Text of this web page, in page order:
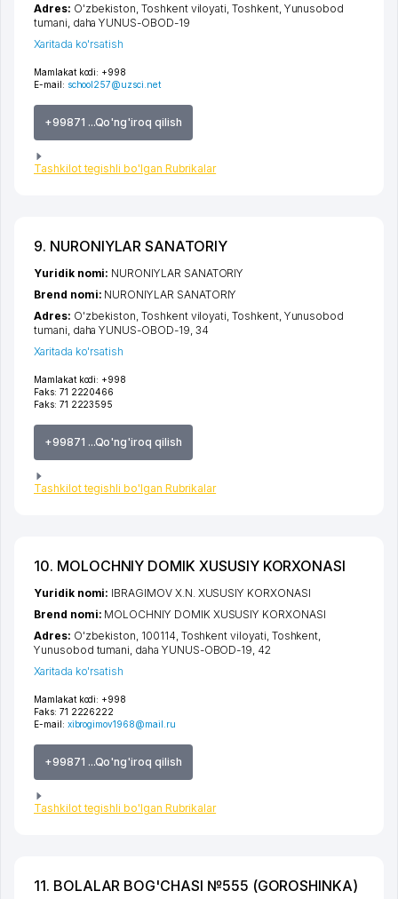
Mamlakat kodi: +998
E-mail: school257@uzsci.net
+99871 ...Qo'ng'iroq qilish
Tashkilot tegishli bo'lgan Rubrikalar
Adres: O'zbekiston,Toshkent viloyati ,Toshkent, Yunusobod
tumani daha YUNUS-OBOD-19
Xaritada ko'rsatish
9. NURONIYLAR SANATORIY
Mamlakat kodi: +998
Faks: 71 2220466
Faks: 71 2223595
+99871 ...Qo'ng'iroq qilish
Tashkilot tegishli bo'lgan Rubrikalar
Yuridik nomi: NURONIYLAR SANATORIY
Brend nomi: NURONIYLAR SANATORIY
Adres: O'zbekiston,Toshkent viloyati ,Toshkent, Yunusobod
tumani daha YUNUS-OBOD-19 , 34
Xaritada ko'rsatish
10. MOLOCHNIY DOMIK XUSUSIY KORXONASI
Mamlakat kodi: +998
Faks: 71 2226222
E-mail: xibrogimov1968@mail.ru
+99871 ...Qo'ng'iroq qilish
Tashkilot tegishli bo'lgan Rubrikalar
Yuridik nomi: IBRAGIMOV X.N. XUSUSIY KORXONASI
Brend nomi: MOLOCHNIY DOMIK XUSUSIY KORXONASI
Adres: O'zbekiston, 100114, Toshkent viloyati Toshkent
Yunusobod tumani daha YUNUS-OBOD-19 , 42
Xaritada ko'rsatish
11. BOLALAR BOG'CHASI №555 (GOROSHINKA)